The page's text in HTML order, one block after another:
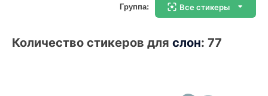
Группа: Все стикеры
Количество стикеров для слон: 77